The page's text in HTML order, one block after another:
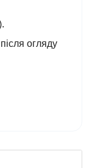
огляду